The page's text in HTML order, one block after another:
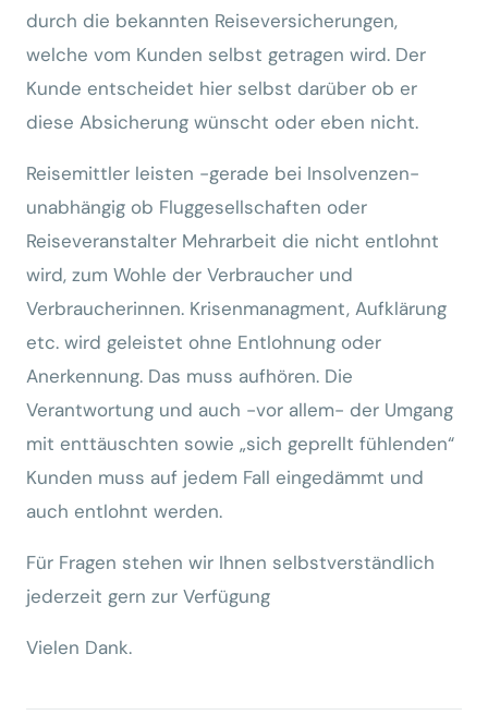
durch die bekannten Reiseversicherungen,
welche vom Kunden selbst getragen wird. Der
Kunde entscheidet hier selbst darüber ob er
diese Absicherung wünscht oder eben nicht.
Reisemittler leisten -gerade bei Insolvenzen-
unabhängig ob Fluggesellschaften oder
Reiseveranstalter Mehrarbeit die nicht entlohnt
wird, zum Wohle der Verbraucher und
Verbraucherinnen. Krisenmanagment, Aufklärung
etc. wird geleistet ohne Entlohnung oder
Anerkennung. Das muss aufhören. Die
Verantwortung und auch -vor allem- der Umgang
mit enttäuschten sowie „sich geprellt fühlenden“
Kunden muss auf jedem Fall eingedämmt und
auch entlohnt werden.
Für Fragen stehen wir Ihnen selbstverständlich
jederzeit gern zur Verfügung
Vielen Dank.